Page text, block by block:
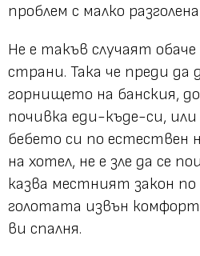
проблем с малко
Не е такъв случаят
страни. Така че преди да
горнището на банския,
почивка еди-къде-си,
бебето си по естествен
на хотел, не е зле да се
казва местният закон
голотата извън
ви спалня.